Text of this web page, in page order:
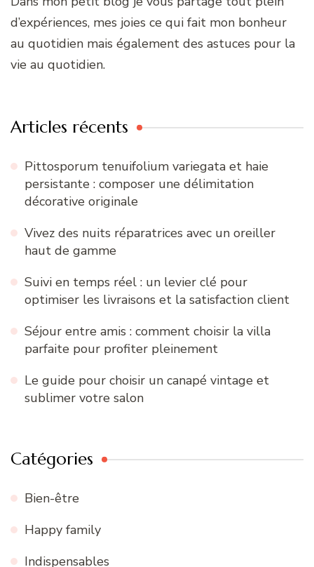
d’expériences, mes joies ce qui fait mon bonheur
au quotidien mais également des astuces pour la
vie au quotidien.
Articles récents
Pittosporum tenuifolium variegata et haie
persistante : composer une délimitation
décorative originale
Vivez des nuits réparatrices avec un oreiller
haut de gamme
Suivi en temps réel : un levier clé pour
optimiser les livraisons et la satisfaction client
Séjour entre amis : comment choisir la villa
parfaite pour profiter pleinement
Le guide pour choisir un canapé vintage et
sublimer votre salon
Catégories
Bien-être
Happy family
Indispensables